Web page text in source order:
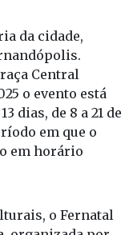
vai encantar
ainda
da cidade,
Central
o evento está
em que o
em horário